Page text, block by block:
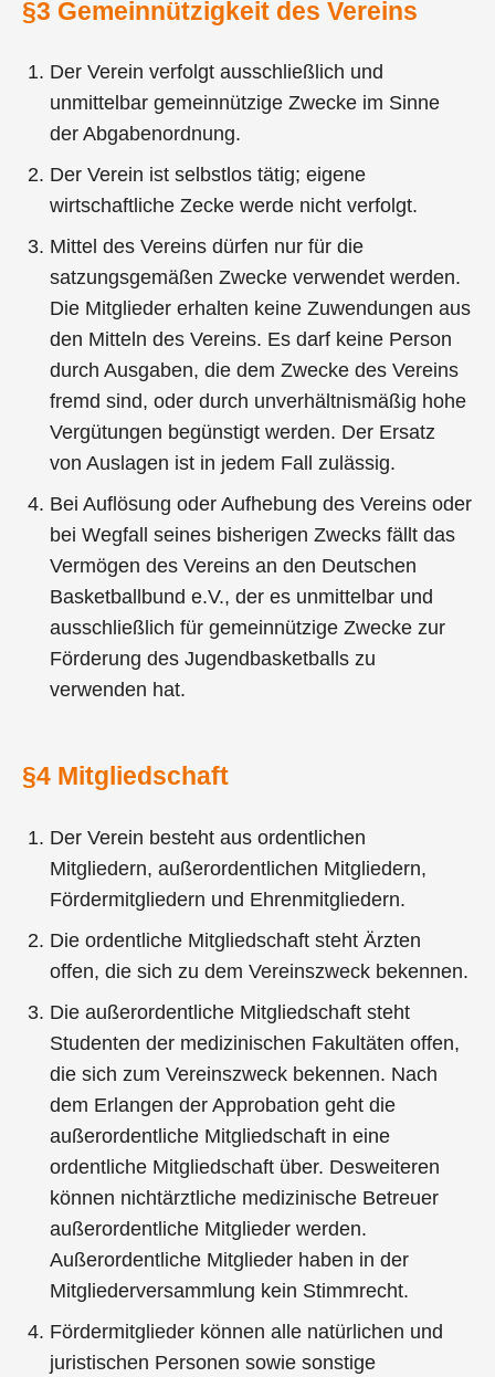
§3 Gemeinnützigkeit des Vereins
Der Verein verfolgt ausschließlich und
unmittelbar gemeinnützige Zwecke im Sinne
der Abgabenordnung.
Der Verein ist selbstlos tätig; eigene
wirtschaftliche Zecke werde nicht verfolgt.
Mittel des Vereins dürfen nur für die
satzungsgemäßen Zwecke verwendet werden.
Die Mitglieder erhalten keine Zuwendungen aus
den Mitteln des Vereins. Es darf keine Person
durch Ausgaben, die dem Zwecke des Vereins
fremd sind, oder durch unverhältnismäßig hohe
Vergütungen begünstigt werden. Der Ersatz
von Auslagen ist in jedem Fall zulässig.
Bei Auflösung oder Aufhebung des Vereins oder
bei Wegfall seines bisherigen Zwecks fällt das
Vermögen des Vereins an den Deutschen
Basketballbund e.V., der es unmittelbar und
ausschließlich für gemeinnützige Zwecke zur
Förderung des Jugendbasketballs zu
verwenden hat.
§4 Mitgliedschaft
Der Verein besteht aus ordentlichen
Mitgliedern, außerordentlichen Mitgliedern,
Fördermitgliedern und Ehrenmitgliedern.
Die ordentliche Mitgliedschaft steht Ärzten
offen, die sich zu dem Vereinszweck bekennen.
Die außerordentliche Mitgliedschaft steht
Studenten der medizinischen Fakultäten offen,
die sich zum Vereinszweck bekennen. Nach
dem Erlangen der Approbation geht die
außerordentliche Mitgliedschaft in eine
ordentliche Mitgliedschaft über. Desweiteren
können nichtärztliche medizinische Betreuer
außerordentliche Mitglieder werden.
Außerordentliche Mitglieder haben in der
Mitgliederversammlung kein Stimmrecht.
Fördermitglieder können alle natürlichen und
juristischen Personen sowie sonstige